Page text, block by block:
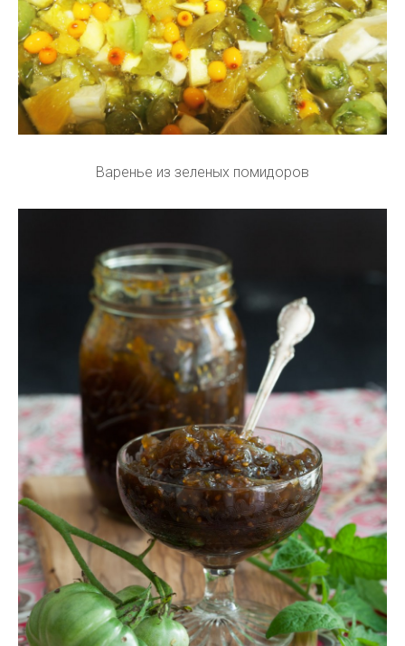
Варенье из зеленых помидоров